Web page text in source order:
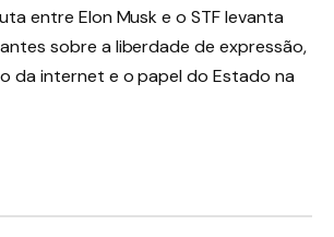
entre Elon Musk e o STF levanta
sobre a liberdade de expressão,
da internet e o papel do Estado na